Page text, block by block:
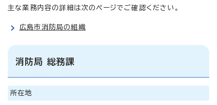
主な業務内容の詳細は次のページでご確認ください。
広島市消防局の組織
消防局 総務課
所在地